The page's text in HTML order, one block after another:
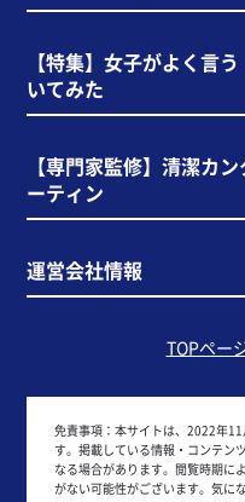
【特集】女子がよく言
いてみた
【専門家監修】清潔カ
ーティン
運営会社情報
TOPペー
免責事項： 本サイトは、2022年
す。掲載している情報・コンテン
なる場合があります。閲覧時期に
がない可能性がございます。気に